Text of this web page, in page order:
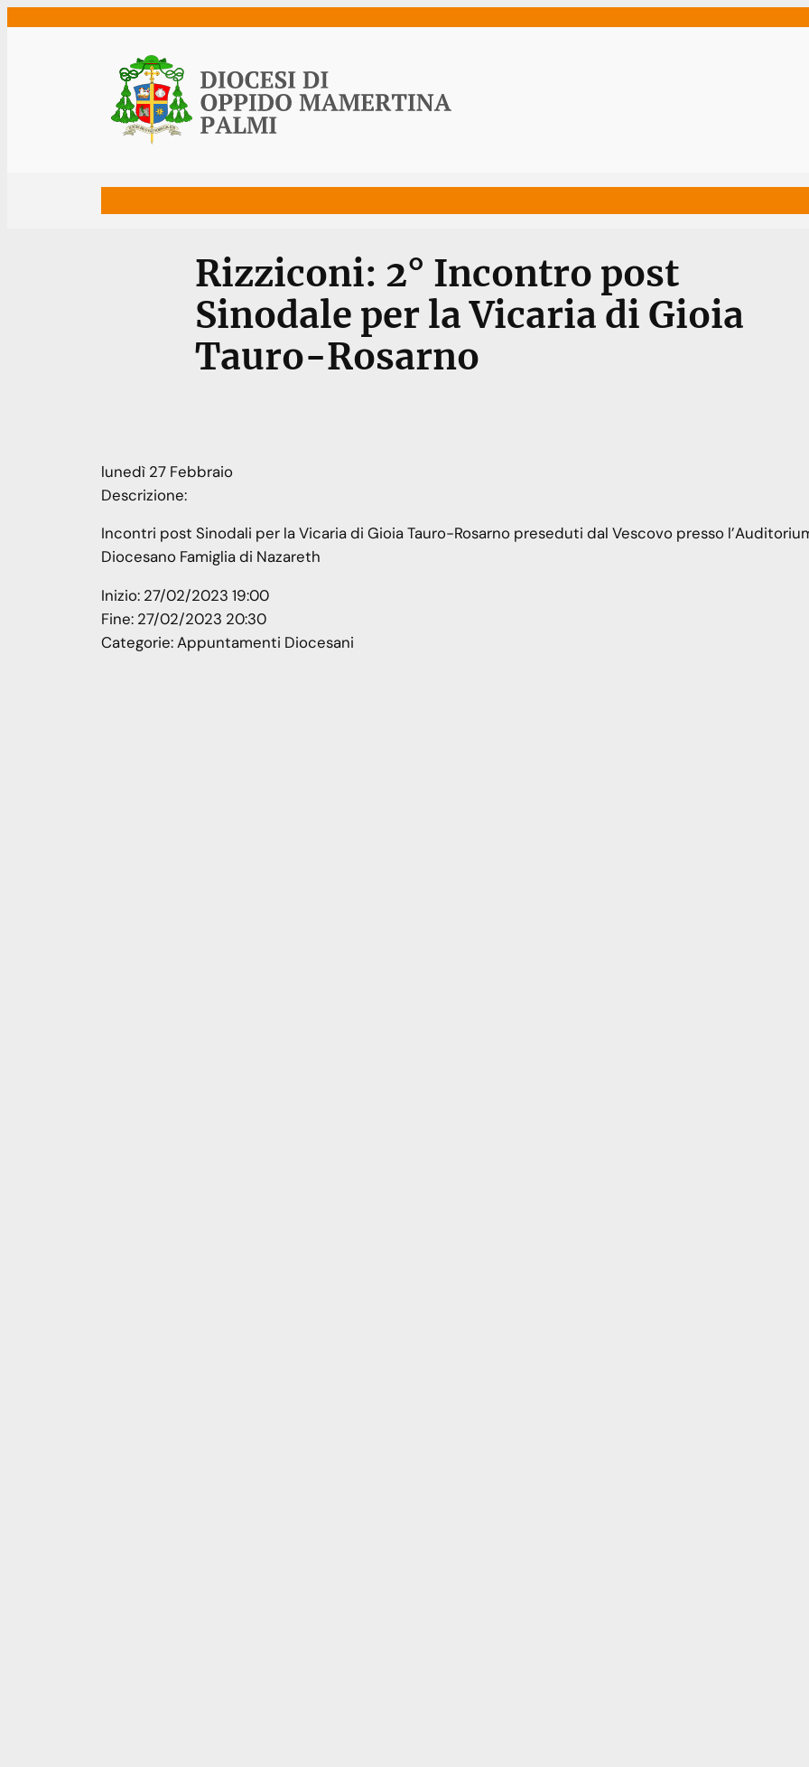
Rizziconi: 2° Incontro post
Sinodale per la Vicaria di Gioia
Tauro-Rosarno
lunedì 27 Febbraio
Descrizione:
Incontri post Sinodali per la Vicaria di Gioia Tauro-Rosarno preseduti dal Vescovo presso
Diocesano Famiglia di Nazareth
Inizio: 27/02/2023 19:00
Fine: 27/02/2023 20:30
Categorie:Appuntamenti Diocesani